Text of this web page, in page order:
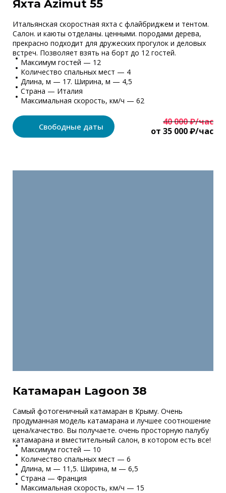
Яхта Azimut 55
Итальянская скоростная яхта с флайбриджем и тентом.
Салон. и каюты отделаны. ценными. породами дерева,
прекрасно подходит для дружеских прогулок и деловых
встреч. Позволяет взять на борт до 12 гостей.
Максимум гостей — 12
Количество спальных мест — 4
Длина, м — 17. Ширина, м — 4,5
Страна — Италия
Максимальная скорость, км/ч — 62
Свободные даты
40 000 ₽/час
от 35 000 ₽/час
Катамаран Lagoon 38
Самый фотогеничный катамаран в Крыму. Очень
продуманная модель катамарана и лучшее соотношение
цена/качество. Вы получаете. очень просторную палубу
катамарана и вместительный салон, в котором есть все!
Максимум гостей — 10
Количество спальных мест — 6
Длина, м — 11,5. Ширина, м — 6,5
Страна — Франция
Максимальная скорость, км/ч — 15